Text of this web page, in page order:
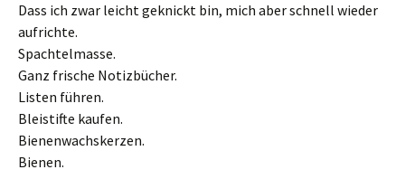
Dass ich zwar leicht geknickt bin, mich aber schnell wieder
aufrichte.
Spachtelmasse.
Ganz frische Notizbücher.
Listen führen.
Bleistifte kaufen.
Bienenwachskerzen.
Bienen.